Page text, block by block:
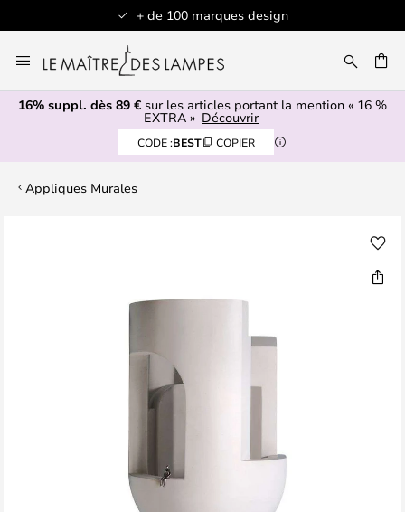
+ de 100 marques design
au
contenu
16% suppl. dès 89 € sur les articles portant la mention « 16 %
EXTRA » Découvrir
CODE :BEST COPIER
Appliques Murales